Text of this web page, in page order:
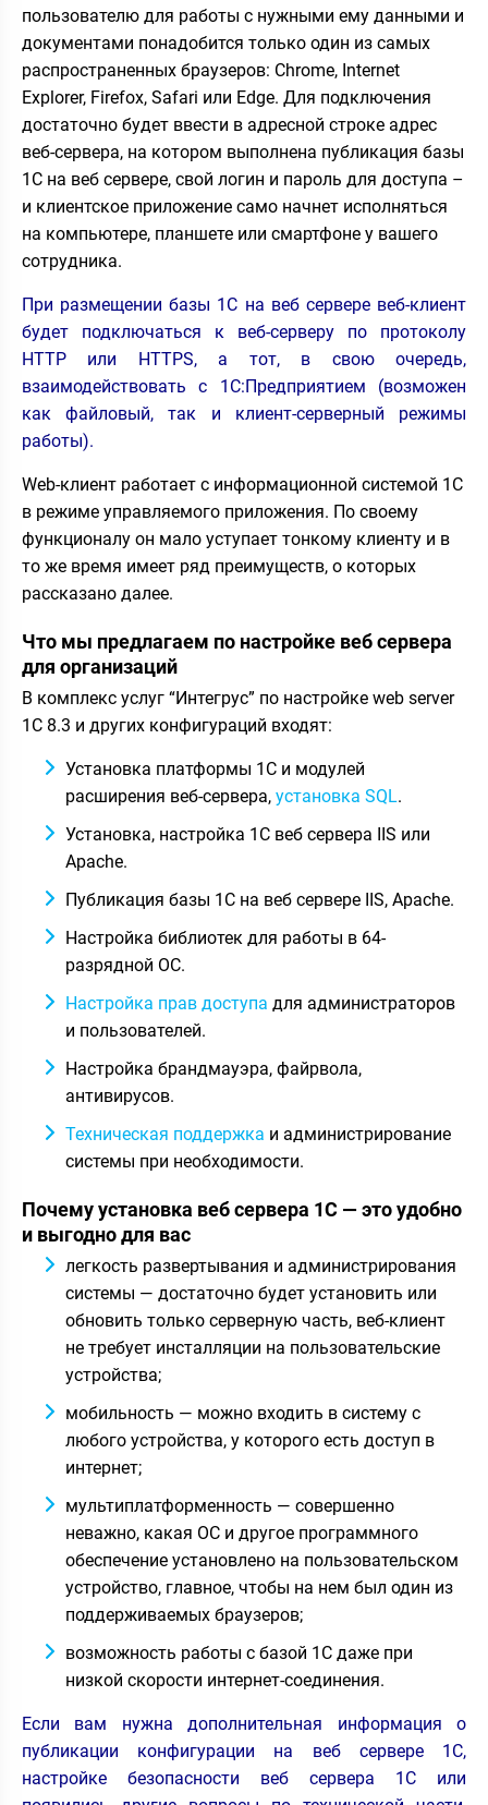
пользователю для работы с нужными ему данными и
документами понадобится только один из самых
распространенных браузеров: Chrome, Internet
Explorer, Firefox, Safari или Edge. Для подключения
достаточно будет ввести в адресной строке адрес
веб-сервера, на котором выполнена публикация базы
1С на веб сервере, свой логин и пароль для доступа –
и клиентское приложение само начнет исполняться
на компьютере, планшете или смартфоне у вашего
сотрудника.
При размещении базы 1С на веб сервере веб-клиент
будет подключаться к веб-серверу по протоколу
HTTP или HTTPS, а тот, в свою очередь,
взаимодействовать с 1С:Предприятием (возможен
как файловый, так и клиент-серверный режимы
работы).
Web-клиент работает с информационной системой 1С
в режиме управляемого приложения. По своему
функционалу он мало уступает тонкому клиенту и в
то же время имеет ряд преимуществ, о которых
рассказано далее.
Что мы предлагаем по настройке веб сервера
для организаций
В комплекс услуг “Интегрус” по настройке web server
1С 8.3 и других конфигураций входят:
Установка платформы 1С и модулей
расширения веб-сервера, установка SQL.
Установка, настройка 1C веб сервера IIS или
Apache.
Публикация базы 1С на веб сервере IIS, Apache.
Настройка библиотек для работы в 64-
разрядной ОС.
Настройка прав доступа для администраторов
и пользователей.
Настройка брандмауэра, файрвола,
антивирусов.
Техническая поддержка и администрирование
системы при необходимости.
Почему установка веб сервера 1С — это удобно
и выгодно для вас
легкость развертывания и администрирования
системы — достаточно будет установить или
обновить только серверную часть, веб-клиент
не требует инсталляции на пользовательские
устройства;
мобильность — можно входить в систему с
любого устройства, у которого есть доступ в
интернет;
мультиплатформенность — совершенно
неважно, какая ОС и другое программного
обеспечение установлено на пользовательском
устройство, главное, чтобы на нем был один из
поддерживаемых браузеров;
возможность работы с базой 1С даже при
низкой скорости интернет-соединения.
Если вам нужна дополнительная информация о
публикации конфигурации на веб сервере 1С,
настройке безопасности веб сервера 1С или